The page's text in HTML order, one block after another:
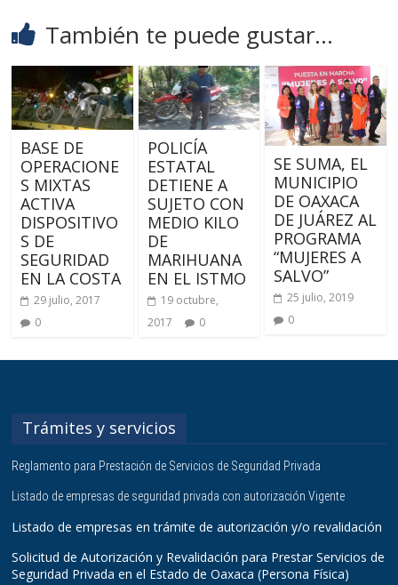
También te puede gustar...
BASE DE
OPERACIONE
S MIXTAS
ACTIVA
DISPOSITIVO
S DE
SEGURIDAD
EN LA COSTA
29 julio, 2017
0
POLICÍA
ESTATAL
DETIENE A
SUJETO CON
MEDIO KILO
DE
MARIHUANA
EN EL ISTMO
19 octubre,
2017
0
SE SUMA, EL
MUNICIPIO
DE OAXACA
DE JUÁREZ AL
PROGRAMA
“MUJERES A
SALVO”
25 julio, 2019
0
Trámites y servicios
Reglamento para Prestación de Servicios de Seguridad Privada
Listado de empresas de seguridad privada con autorización Vigente
Listado de empresas en trámite de autorización y/o revalidación
Solicitud de Autorización y Revalidación para Prestar Servicios de
Seguridad Privada en el Estado de Oaxaca (Persona Física)